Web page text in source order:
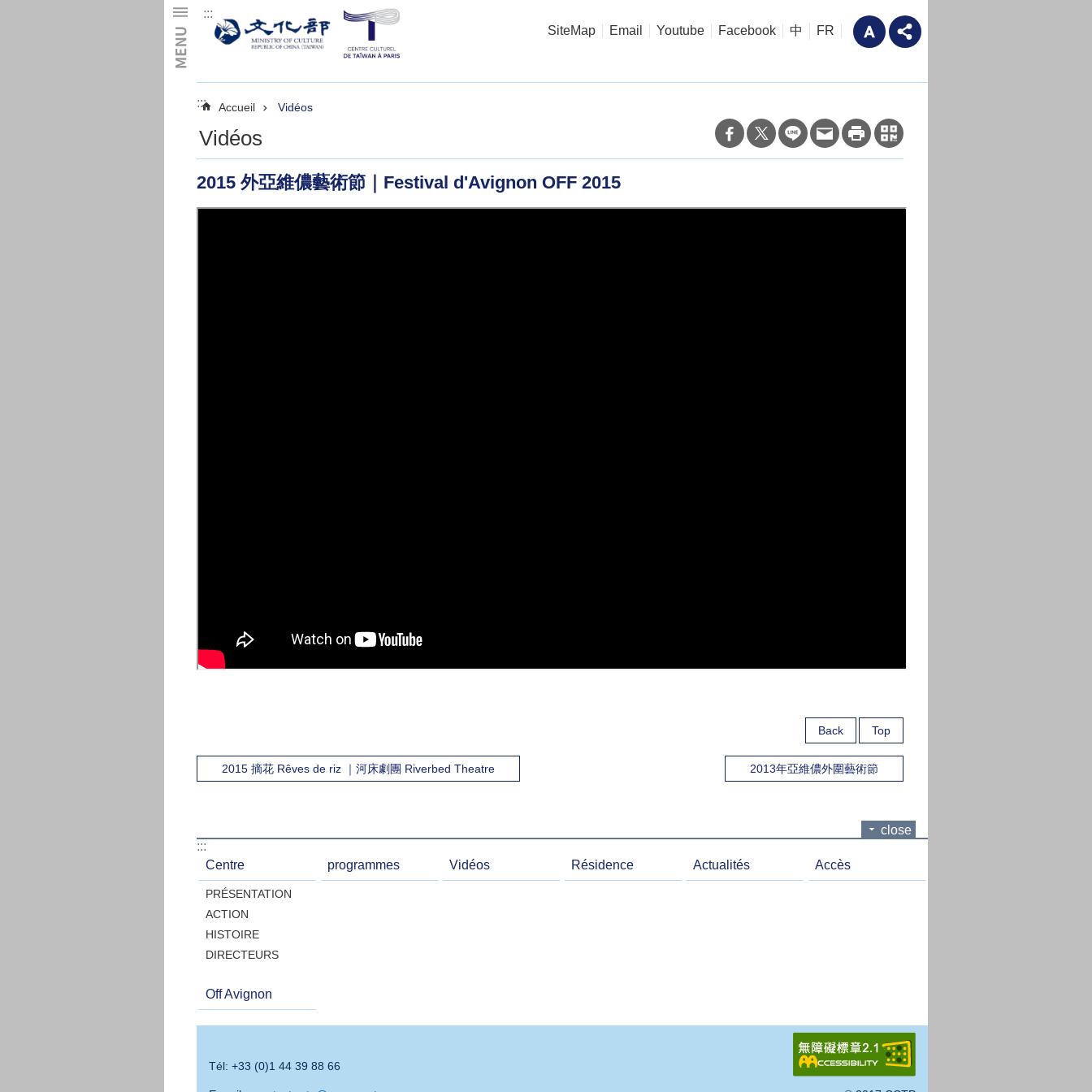
:::
SiteMap
Email Youtube Facebook 中 FR
::: Accueil Vidéos
Vidéos
2015 外亞維儂藝術節｜Festival d'Avignon OFF 2015
Back Top
2015 摘花 Rêves de riz ｜河床劇團 Riverbed Theatre 2013年亞維儂外圍藝術節
close
:::
Centre
PRÉSENTATION
ACTION
HISTOIRE
DIRECTEURS
programmes Vidéos Résidence Actualités Accès
Off Avignon
Tél: +33 (0)1 44 39 88 66